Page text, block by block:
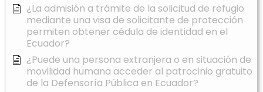
¿La admisión a trámite de la solicitud de refugio
mediante una visa de solicitante de protección
permiten obtener cédula de identidad en el
Ecuador?
¿Puede una persona extranjera o en situación de
movilidad humana acceder al patrocinio gratuito
de la Defensoría Pública en Ecuador?